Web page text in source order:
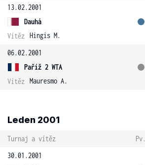
13.02.2001
Dauhá
Vítěz
Hingis M.
06.02.2001
Paříž 2 WTA
Vítěz
Mauresmo A.
Leden 2001
Turnaj a vítěz Pv.
30.01.2001